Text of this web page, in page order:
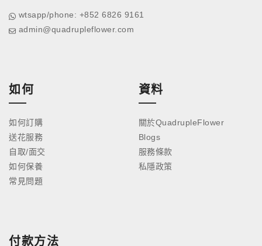
wtsapp/phone: +852 6826 9161
admin@quadrupleflower.com
如何
如何訂購
送花服務
自取/面交
如何保養
常見問題
資料
關於QuadrupleFlower
Blogs
服務條款
私隱政策
付款方法